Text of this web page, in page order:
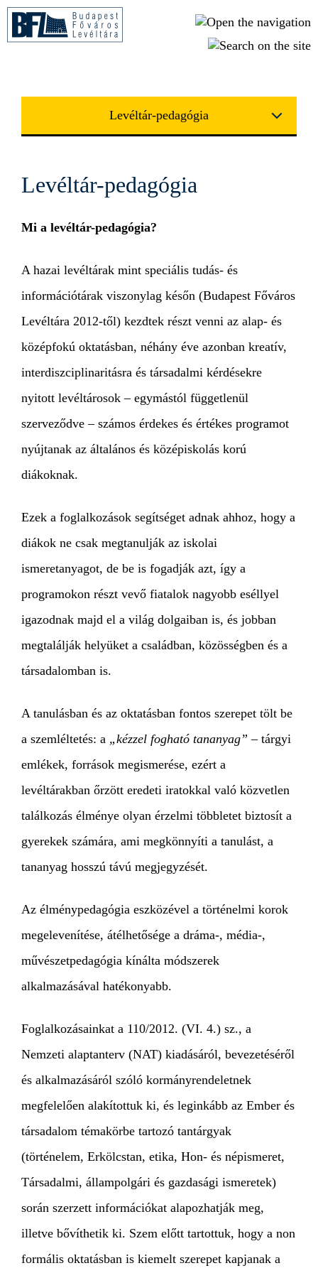
Ugrás a tartalomra
Levéltár-pedagógia
Levéltár-pedagógia
Mi a levéltár-pedagógia?
A hazai levéltárak mint speciális tudás- és
információtárak viszonylag későn (Budapest Főváros
Levéltára 2012-től) kezdtek részt venni az alap- és
középfokú oktatásban, néhány éve azonban kreatív,
interdiszciplinaritásra és társadalmi kérdésekre
nyitott levéltárosok – egymástól függetlenül
szerveződve – számos érdekes és értékes programot
nyújtanak az általános és középiskolás korú
diákoknak.
Ezek a foglalkozások segítséget adnak ahhoz, hogy a
diákok ne csak megtanulják az iskolai
ismeretanyagot, de be is fogadják azt, így a
programokon részt vevő fiatalok nagyobb eséllyel
igazodnak majd el a világ dolgaiban is, és jobban
megtalálják helyüket a családban, közösségben és a
társadalomban is.
A tanulásban és az oktatásban fontos szerepet tölt be
a szemléltetés: a „kézzel fogható tananyag” – tárgyi
emlékek, források megismerése, ezért a
levéltárakban őrzött eredeti iratokkal való közvetlen
találkozás élménye olyan érzelmi többletet biztosít a
gyerekek számára, ami megkönnyíti a tanulást, a
tananyag hosszú távú megjegyzését.
Az élménypedagógia eszközével a történelmi korok
megelevenítése, átélhetősége a dráma-, média-,
művészetpedagógia kínálta módszerek
alkalmazásával hatékonyabb.
Foglalkozásainkat a 110/2012. (VI. 4.) sz., a
Nemzeti alaptanterv (NAT) kiadásáról, bevezetéséről
és alkalmazásáról szóló kormányrendeletnek
megfelelően alakítottuk ki, és leginkább az Ember és
társadalom témakörbe tartozó tantárgyak
(történelem, Erkölcstan, etika, Hon- és népismeret,
Társadalmi, állampolgári és gazdasági ismeretek)
során szerzett információkat alapozhatják meg,
illetve bővíthetik ki. Szem előtt tartottuk, hogy a non
formális oktatásban is kiemelt szerepet kapjanak a